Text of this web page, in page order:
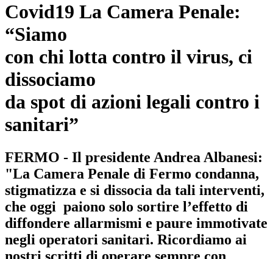
Covid19 La Camera Penale:
“Siamo
con chi lotta contro il virus, ci
dissociamo
da spot di azioni legali contro i
sanitari”
FERMO - Il presidente Andrea Albanesi:
"La Camera Penale di Fermo condanna,
stigmatizza e si dissocia da tali interventi,
che oggi paiono solo sortire l’effetto di
diffondere allarmismi e paure immotivate
negli operatori sanitari. Ricordiamo ai